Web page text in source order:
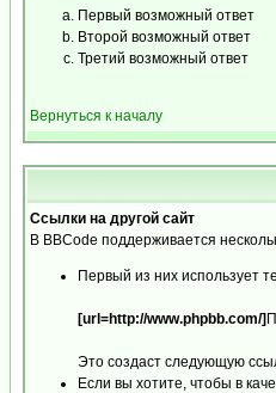
Первый возможный ответ
Второй возможный ответ
Третий возможный ответ
Вернуться к началу
Ссылки на другой сайт
В BBCode поддерживается
Первый из них использует
[url=http://www.phpbb.com/]
Это создаст следующую
Если вы хотите, чтобы в